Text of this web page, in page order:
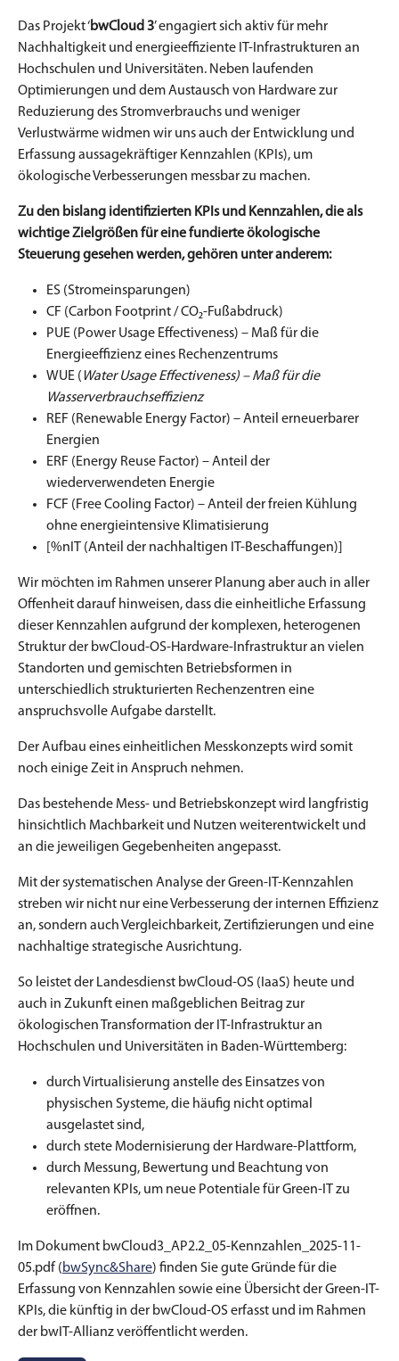
Das Projekt ‘bwCloud 3’ engagiert sich aktiv für mehr
Nachhaltigkeit und energieeffiziente IT-Infrastrukturen an
Hochschulen und Universitäten. Neben laufenden
Optimierungen und dem Austausch von Hardware zur
Reduzierung des Stromverbrauchs und weniger
Verlustwärme widmen wir uns auch der Entwicklung und
Erfassung aussagekräftiger Kennzahlen (KPIs), um
ökologische Verbesserungen messbar zu machen.
Zu den bislang identifizierten KPIs und Kennzahlen, die als
wichtige Zielgrößen für eine fundierte ökologische
Steuerung gesehen werden, gehören unter anderem:
ES (Stromeinsparungen)
CF (Carbon Footprint / CO₂-Fußabdruck)
PUE (Power Usage Effectiveness) – Maß für die
Energieeffizienz eines Rechenzentrums
WUE ( Water Usage Effectiveness) – Maß für die
Wasserverbrauchseffizienz
REF (Renewable Energy Factor) – Anteil erneuerbarer
Energien
ERF (Energy Reuse Factor) – Anteil der
wiederverwendeten Energie
FCF (Free Cooling Factor) – Anteil der freien Kühlung
ohne energieintensive Klimatisierung
[%nIT (Anteil der nachhaltigen IT-Beschaffungen)]
Wir möchten im Rahmen unserer Planung aber auch in aller
Offenheit darauf hinweisen, dass die einheitliche Erfassung
dieser Kennzahlen aufgrund der komplexen, heterogenen
Struktur der bwCloud-OS-Hardware-Infrastruktur an vielen
Standorten und gemischten Betriebsformen in
unterschiedlich strukturierten Rechenzentren eine
anspruchsvolle Aufgabe darstellt.
Der Aufbau eines einheitlichen Messkonzepts wird somit
noch einige Zeit in Anspruch nehmen.
Das bestehende Mess- und Betriebskonzept wird langfristig
hinsichtlich Machbarkeit und Nutzen weiterentwickelt und
an die jeweiligen Gegebenheiten angepasst.
Mit der systematischen Analyse der Green-IT-Kennzahlen
streben wir nicht nur eine Verbesserung der internen Effizienz
an, sondern auch Vergleichbarkeit, Zertifizierungen und eine
nachhaltige strategische Ausrichtung.
So leistet der Landesdienst bwCloud-OS (IaaS) heute und
auch in Zukunft einen maßgeblichen Beitrag zur
ökologischen Transformation der IT-Infrastruktur an
Hochschulen und Universitäten in Baden-Württemberg:
durch Virtualisierung anstelle des Einsatzes von
physischen Systeme, die häufig nicht optimal
ausgelastet sind,
durch stete Modernisierung der Hardware-Plattform,
durch Messung, Bewertung und Beachtung von
relevanten KPIs, um neue Potentiale für Green-IT zu
eröffnen.
Im Dokument bwCloud3_AP2.2_05-Kennzahlen_2025-11-
05.pdf (bwSync&Share) finden Sie gute Gründe für die
Erfassung von Kennzahlen sowie eine Übersicht der Green-IT-
KPIs, die künftig in der bwCloud-OS erfasst und im Rahmen
der bwIT-Allianz veröffentlicht werden.